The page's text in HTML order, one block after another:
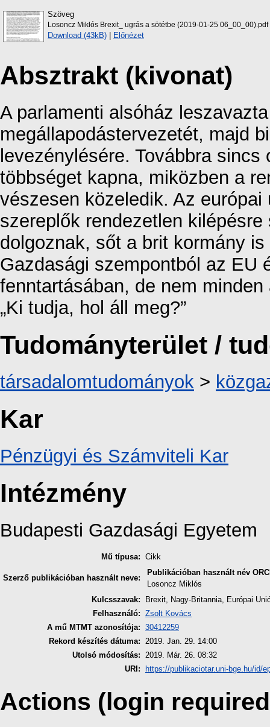
Szöveg
Losoncz Miklós Brexit_ ugrás a sötétbe (2019-01-25 06_00_00).pdf
Download (43kB) | Előnézet
Absztrakt (kivonat)
A parlamenti alsóház
megállapodástervezetét, majd
levezénylésére. Továbbra
többséget kapna, miközben a
vészesen közeledik. Az
szereplők rendezetlen
dolgoznak, sőt a brit kormány
Gazdasági szempontból az EU
fenntartásában, de nem
„Ki tudja, hol áll meg?”
Tudományterület /
társadalomtudományok >
Kar
Pénzügyi és Számviteli Kar
Intézmény
Budapesti Gazdasági Egyetem
Mű típusa: Cikk
Szerző publikációban használt neve:
Publikációban használt név
Losoncz Miklós
Kulcsszavak:
Brexit, Nagy-Britannia, Európai
Felhasználó: Zsolt Kovács
A mű MTMT azonosítója: 30412259
Rekord készítés dátuma: 2019. Jan. 29. 14:00
Utolsó módosítás: 2019. Már. 26. 08:32
URI:
https://publikaciotar.uni-bge.hu/id/
Actions (login